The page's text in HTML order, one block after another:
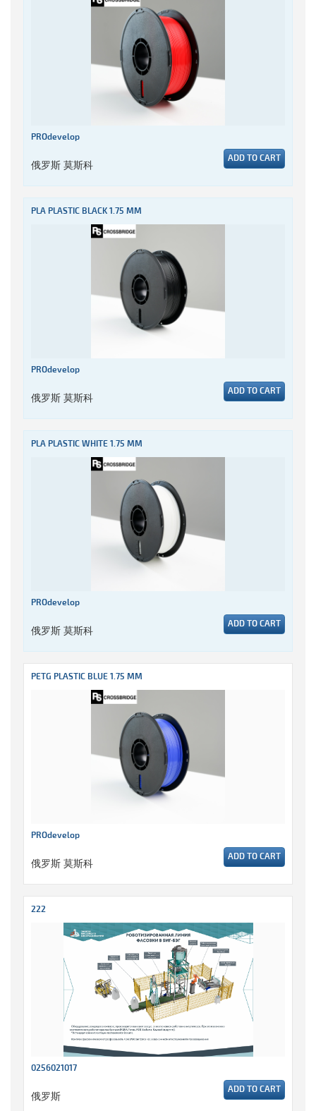
PROdevelop
俄罗斯 莫斯科 ADD TO CART
PLA PLASTIC BLACK 1.75 MM
PROdevelop
俄罗斯 莫斯科 ADD TO CART
PLA PLASTIC WHITE 1.75 MM
PROdevelop
俄罗斯 莫斯科 ADD TO CART
PETG PLASTIC BLUE 1.75 MM
PROdevelop
俄罗斯 莫斯科 ADD TO CART
222
0256021017
俄罗斯 ADD TO CART